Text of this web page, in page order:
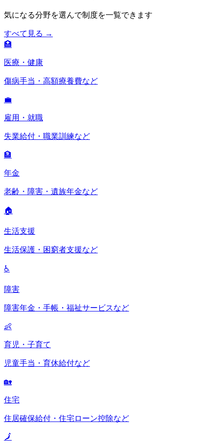
気になる分野を選んで制度を一覧できます
すべて見る →
🏥
医療・健康
傷病手当・高額療養費など
💼
雇用・就職
失業給付・職業訓練など
🏦
年金
老齢・障害・遺族年金など
🏠
生活支援
生活保護・困窮者支援など
♿
障害
障害年金・手帳・福祉サービスなど
👶
育児・子育て
児童手当・育休給付など
🏡
住宅
住居確保給付・住宅ローン控除など
🗾